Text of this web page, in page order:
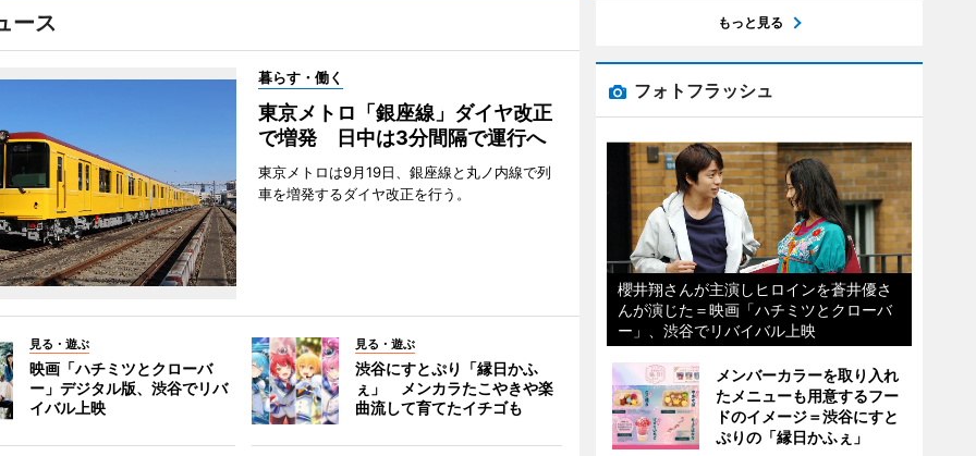
ース
暮らす・働く
東京メトロ「銀座線」ダイヤ改正
で増発 日中は3分間隔で運行へ
東京メトロは9月19日、銀座線と丸ノ内線で列
車を増発するダイヤ改正を行う。
見る・遊ぶ
映画「ハチミツとクローバ
ー」デジタル版、渋谷でリバ
イバル上映
見る・遊ぶ
渋谷にすとぷり「縁日かふ
ぇ」 メンカラたこやきや楽
曲流して育てたイチゴも
もっと見る
フォトフラッシュ
櫻井翔さんが主演しヒロインを蒼井優さ
んが演じた＝映画「ハチミツとクローバ
ー」、渋谷でリバイバル上映
メンバーカラーを取り入れ
たメニューも用意するフー
ドのイメージ＝渋谷にすと
ぷりの「縁日かふぇ」